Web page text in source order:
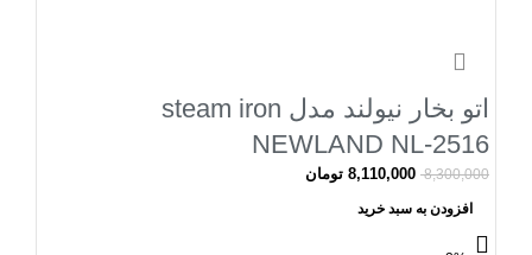
اتو بخار نیولند مدل steam iron
NEWLAND NL-2516
8,300,000
8,110,000 تومان
افزودن به سبد خرید